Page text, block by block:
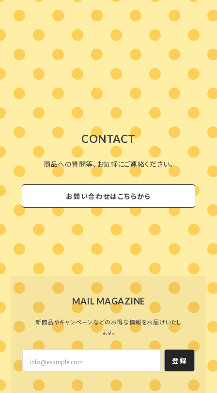
CONTACT
商品への質問等、お気軽にご連絡ください。
お問い合わせはこちらから
MAIL MAGAZINE
新商品やキャンペーンなどのお得な情報をお届けいたし
ます。
登録